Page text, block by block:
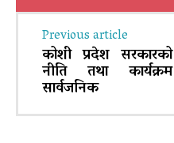
Previous article
कोशी प्रदेश सरकारको
नीति तथा कार्यक्रम
सार्वजनिक